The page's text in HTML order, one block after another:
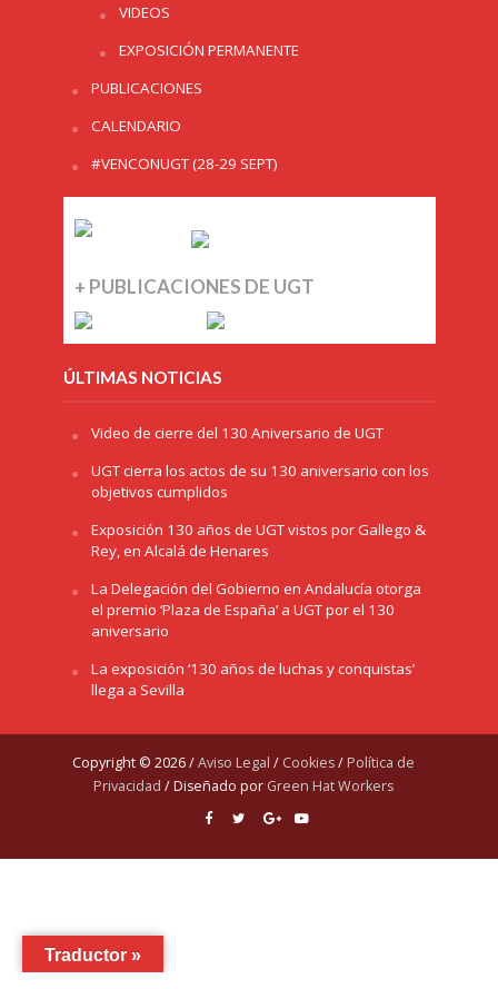
VIDEOS
EXPOSICIÓN PERMANENTE
PUBLICACIONES
CALENDARIO
#VENCONUGT (28-29 SEPT)
+ PUBLICACIONES DE UGT
ÚLTIMAS NOTICIAS
Video de cierre del 130 Aniversario de UGT
UGT cierra los actos de su 130 aniversario con los
objetivos cumplidos
Exposición 130 años de UGT vistos por Gallego &
Rey, en Alcalá de Henares
La Delegación del Gobierno en Andalucía otorga
el premio ‘Plaza de España’ a UGT por el 130
aniversario
La exposición ‘130 años de luchas y conquistas’
llega a Sevilla
Copyright © 2026 /Aviso Legal / Cookies/ Política de
Privacidad / Diseñado por Green Hat Workers
Traductor »